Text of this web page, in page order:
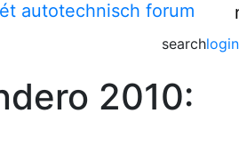
login
search
2010: